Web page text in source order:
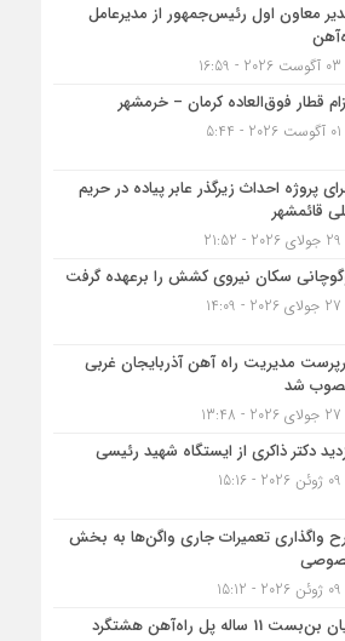
معاون اول رئیس‌جمهور از مدیرعامل
قطار فوق‌العاده کرمان – خرمشهر
پروژه احداث زیرگذر عابر پیاده در حریم
قائمشهر
سکان نیروی کشش را برعهده گرفت
مدیریت راه آهن آذربایجان غربی
شد
دکتر ذاکری از ایستگاه شهید رئیسی
واگذاری تعمیرات جاری واگن‌ها به بخش
11 ساله پل راه‌آهن هشتگرد